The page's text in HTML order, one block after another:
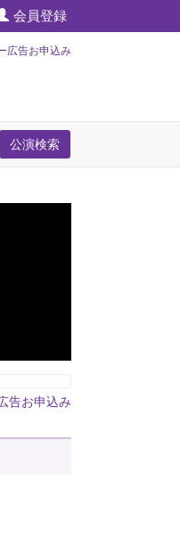
会員登録
広告お申込み
公演検索
告お申込み